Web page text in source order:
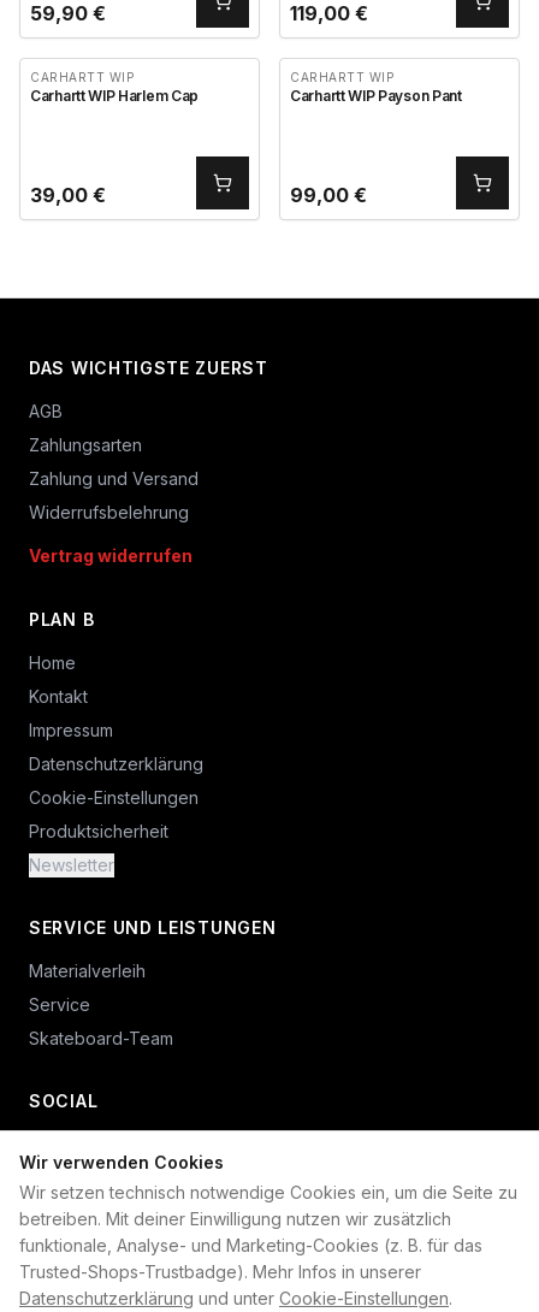
Wir verwenden Cookies
Wir setzen technisch notwendige Cookies ein, um die Seite zu
betreiben. Mit deiner Einwilligung nutzen wir zusätzlich
funktionale, Analyse- und Marketing-Cookies (z. B. für das
Trusted-Shops-Trustbadge). Mehr Infos in unserer
Datenschutzerklärung und unter Cookie-Einstellungen.
59,90 € 119,00 €
CARHARTT WIP
Carhartt WIP Harlem Cap
39,00 €
CARHARTT WIP
Carhartt WIP Payson Pant
99,00 €
DAS WICHTIGSTE ZUERST
AGB
Zahlungsarten
Zahlung und Versand
Widerrufsbelehrung
Vertrag widerrufen
PLAN B
Home
Kontakt
Impressum
Datenschutzerklärung
Cookie-Einstellungen
Produktsicherheit
Newsletter
SERVICE UND LEISTUNGEN
Materialverleih
Service
Skateboard-Team
SOCIAL
+49 234 687 00 38
shop@plan-b-funsport.de
Sichere Zahlung mit: